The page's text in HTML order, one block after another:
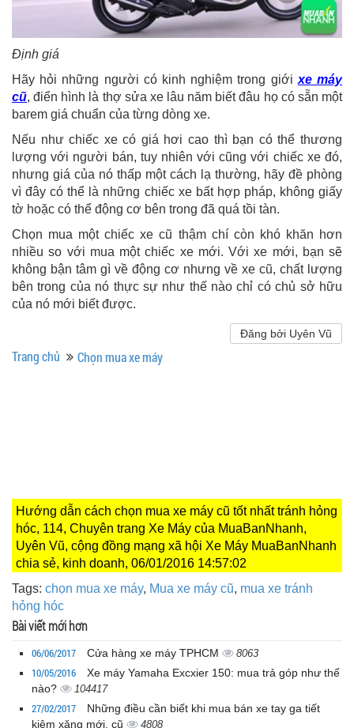
Định giá
Hãy hỏi những người có kinh nghiệm trong giớixe máy
cũ, điển hình là thợ sửa xe lâu năm biết đâu họ có sẵn một
barem giá chuẩn của từng dòng xe.
Nếu như chiếc xe có giá hơi cao thì bạn có thể thương
lượng với người bán, tuy nhiên với cũng với chiếc xe đó,
nhưng giá của nó thấp một cách lạ thường, hãy đề phòng
vì đây có thể là những chiếc xe bất hợp pháp, không giấy
tờ hoặc có thể động cơ bên trong đã quá tồi tàn.
Chọn mua một chiếc xe cũ thậm chí còn khó khăn hơn
nhiều so với mua một chiếc xe mới. Với xe mới, bạn sẽ
không bận tâm gì về động cơ nhưng về xe cũ, chất lượng
bên trong của nó thực sự như thế nào chỉ có chủ sở hữu
của nó mới biết được.
Đăng bởi Uyên Vũ
Trang chủ Chọn mua xe máy
Hướng dẫn cách chọn mua xe máy cũ tốt nhất tránh hỏng
hóc, 114, Chuyên trang Xe Máy của MuaBanNhanh,
Uyên Vũ, cộng đồng mạng xã hội Xe Máy MuaBanNhanh
chia sẻ, kinh doanh, 06/01/2016 14:57:02
Tags: chọn mua xe máy, Mua xe máy cũ, mua xe tránh
hỏng hóc
Bài viết mới hơn
06/06/2017 Cửa hàng xe máy TPHCM 8063
10/05/2016
Xe máy Yamaha Excxier 150: mua trả góp như thế
nào?
104417
27/02/2017
Những điều cần biết khi mua bán xe tay ga tiết
kiệm xăng mới, cũ
4808